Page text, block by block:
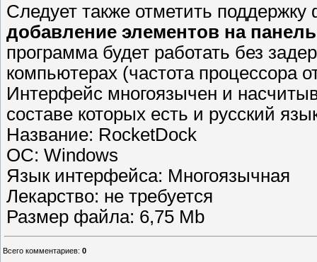
Следует также отметить
добавление элементов на панель
программа будет работать без
компьютерах (частота процессора
Интерфейс многоязычен и
составе которых есть и русский
Название: RocketDock
ОС: Windows
Язык интерфейса: Mногоязычная
Лекарство: не требуется
Размер файла: 6,75 Mb
Всего комментариев: 0